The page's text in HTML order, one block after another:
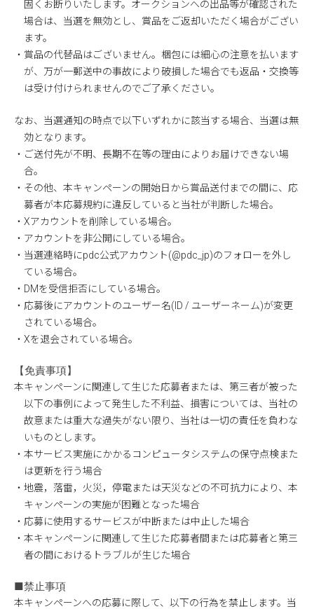
固くお断りいたします。オークションへの出品等が確認された
場合は、当選を無効とし、賞品をご返却いただく場合がござい
ます。
・賞品の代替品はございません。梱包には細心の注意を払います
が、万が一郵送中の事故により破損した場合でも返品・交換等
は受け付けられませんのでご了承ください。
なお、当選通知の時点で以下いずれかに該当する場合、当選は無
効となります。
・ご送付先が不明、長期不在等の理由によりお届けできない場
合。
・その他、本キャンペーンの開始日から賞品送付までの間に、応
募者が本応募規約に違反していると当社が判断した場合。
・Xアカウントを削除している場合。
・アカウントを非公開にしている場合。
・当選連絡時にpdc公式アカウント(@pdc_jp)のフォローを外し
ている場合。
・DMを受信拒否にしている場合。
・応募後にアカウントのユーザー名(ID / ユーザーネーム)が変更
されている場合。
・Xを退会されている場合。
【免責事項】
本キャンペーンに関連して生じた応募者または、第三者が被った
以下の事例によって発生した不利益、損害については、当社の
故意または重大な過失がない限り、当社は一切の責任を負わな
いものとします。
・本サービス実施にかかるコンピュータシステムの保守点検また
は更新を行う場合
・地震，落雷，火災，停電または天災などの不可抗力により、本
キャンペーンの実施が困難となった場合
・応募に使用するサービスが中断または中止した場合
・本キャンペーンに関連して生じた応募者間または応募者と第三
者の間におけるトラブルが生じた場合
■禁止事項
本キャンペーンへの応募に際して、以下の行為を禁止します。当